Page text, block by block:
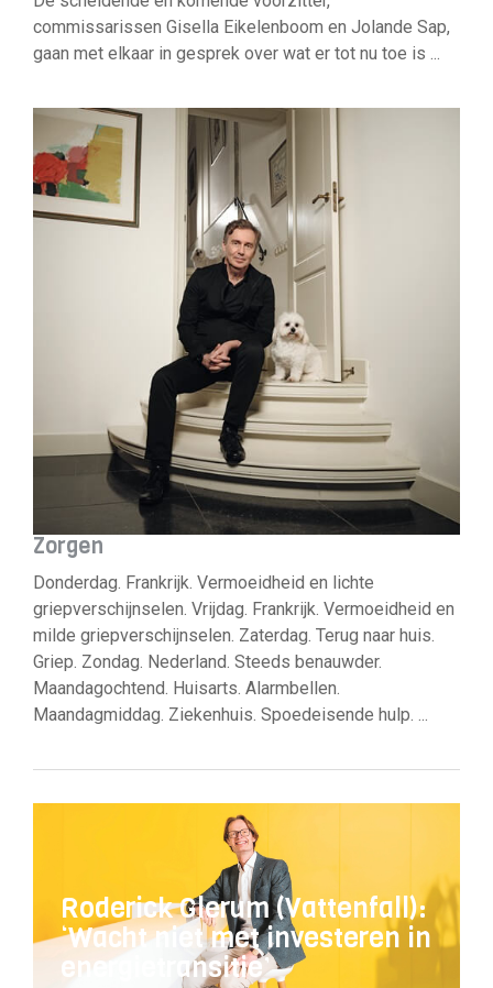
commissarissen Gisella Eikelenboom en Jolande Sap,
gaan met elkaar in gesprek over wat er tot nu toe is ...
Zorgen
Donderdag. Frankrijk. Vermoeidheid en lichte
griepverschijnselen. Vrijdag. Frankrijk. Vermoeidheid en
milde griepverschijnselen. Zaterdag. Terug naar huis.
Griep. Zondag. Nederland. Steeds benauwder.
Maandagochtend. Huisarts. Alarmbellen.
Maandagmiddag. Ziekenhuis. Spoedeisende hulp. ...
Roderick Glerum (Vattenfall):
‘Wacht niet met investeren in
energietransitie’